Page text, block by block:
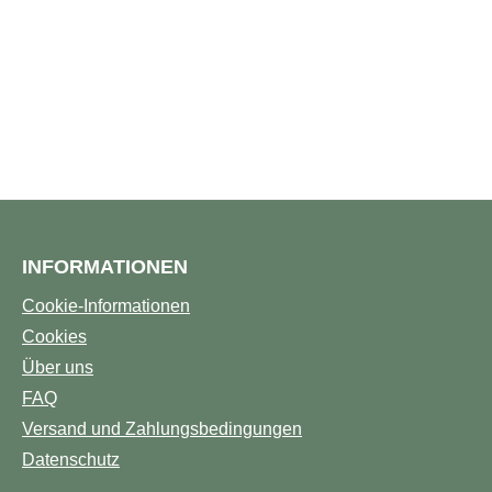
INFORMATIONEN
Cookie-Informationen
Cookies
Über uns
FAQ
Versand und Zahlungsbedingungen
Datenschutz